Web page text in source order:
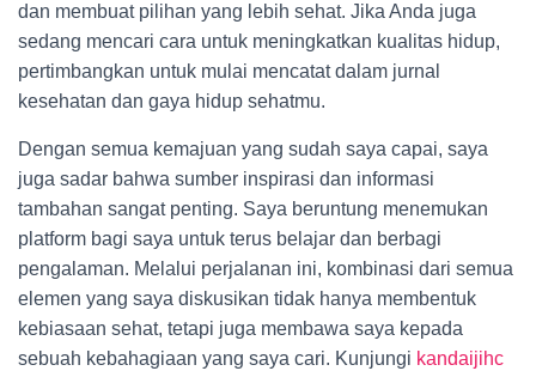
dan membuat pilihan yang lebih sehat. Jika Anda juga
sedang mencari cara untuk meningkatkan kualitas hidup,
pertimbangkan untuk mulai mencatat dalam jurnal
kesehatan dan gaya hidup sehatmu.
Dengan semua kemajuan yang sudah saya capai, saya
juga sadar bahwa sumber inspirasi dan informasi
tambahan sangat penting. Saya beruntung menemukan
platform bagi saya untuk terus belajar dan berbagi
pengalaman. Melalui perjalanan ini, kombinasi dari semua
elemen yang saya diskusikan tidak hanya membentuk
kebiasaan sehat, tetapi juga membawa saya kepada
sebuah kebahagiaan yang saya cari. Kunjungi kandaijihc